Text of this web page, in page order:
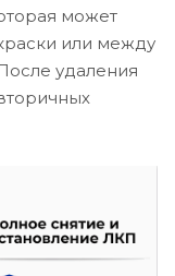
может
или между
удаления